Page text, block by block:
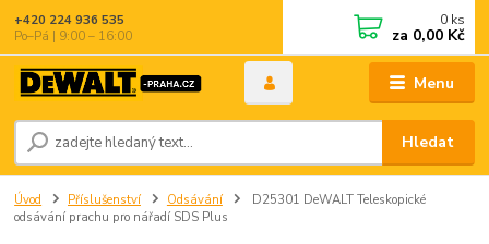
Menu
Hledat
+420 224 936 535
Po–Pá | 9:00 – 16:00
0 ks
za 0,00 Kč
Úvod Příslušenství Odsávání
D25301 DeWALT Teleskopické
odsávání prachu pro nářadí SDS Plus